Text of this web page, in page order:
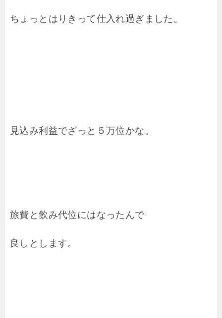
ちょっとはりきって仕入れ過ぎました。
見込み利益でざっと５万位かな。
旅費と飲み代位にはなったんで
良しとします。